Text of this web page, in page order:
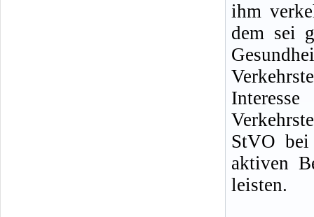
ihm
dem sei
StVO
aktiven
leisten.